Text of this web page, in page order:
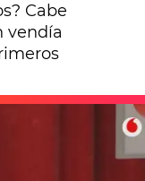
Cabe
vendía